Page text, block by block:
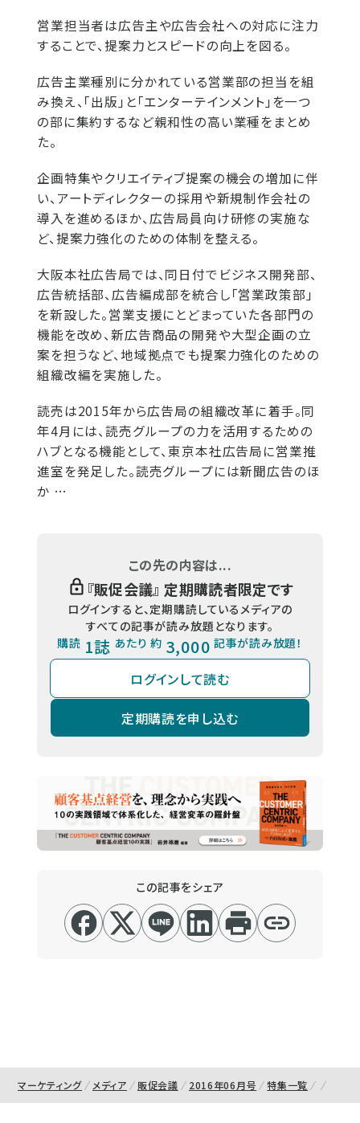
営業担当者は広告主や広告会社への対応に注力
することで、提案力とスピードの向上を図る。
広告主業種別に分かれている営業部の担当を組
み換え、「出版」と「エンターテインメント」を一つ
の部に集約するなど親和性の高い業種をまとめ
た。
企画特集やクリエイティブ提案の機会の増加に伴
い、アートディレクターの採用や新規制作会社の
導入を進めるほか、広告局員向け研修の実施な
ど、提案力強化のための体制を整える。
大阪本社広告局では、同日付でビジネス開発部、
広告統括部、広告編成部を統合し「営業政策部」
を新設した。営業支援にとどまっていた各部門の
機能を改め、新広告商品の開発や大型企画の立
案を担うなど、地域拠点でも提案力強化のための
組織改編を実施した。
読売は2015年から広告局の組織改革に着手。同
年4月には、読売グループの力を活用するための
ハブとなる機能として、東京本社広告局に営業推
進室を発足した。読売グループには新聞広告のほ
か …
この先の内容は...
『販促会議』 定期購読者限定です
ログインすると、定期購読しているメディアの
すべての記事が読み放題となります。
購読 1誌 あたり 約 3,000 記事が読み放題！
ログインして読む
定期購読を申し込む
この記事をシェア
マーケティング メディア 販促会議 2016年06月号 特集一覧